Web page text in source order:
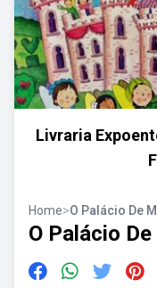
Livraria
Home>O Palácio De
O Palácio